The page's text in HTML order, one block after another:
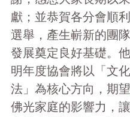
獻；並恭賀各分會順
選舉，產生嶄新的團
發展奠定良好基礎。
明年度協會將以「文
法」為核心方向，期
佛光家庭的影響力，